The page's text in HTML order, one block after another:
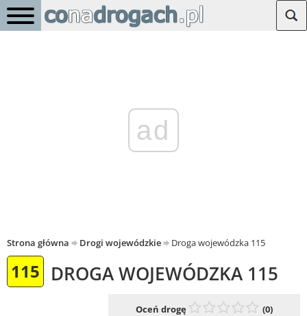
ad
Strona główna Drogi wojewódzkie Droga wojewódzka 115
115 DROGA WOJEWÓDZKA 115
Oceń drogę (0)